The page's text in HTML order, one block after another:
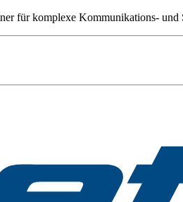
für komplexe Kommunikations-